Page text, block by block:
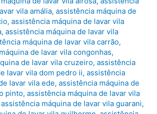
vila amália,assistência máquina de
,assistência máquina de lavar vila
,assistência máquina de lavar vila
máquina de lavar vila carrão,
de lavar vila congonhas,
de lavar vila cruzeiro,assistência
lavar vila dom pedro ii,assistência
lavar vila ede,assistência máquina de
pinto,assistência máquina de lavar vila
assistência máquina de lavar vila guarani,